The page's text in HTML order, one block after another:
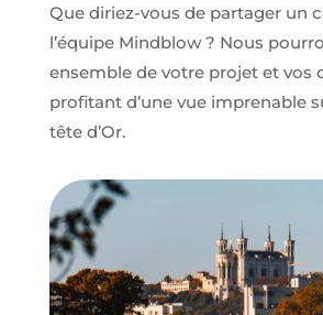
Que diriez-vous de partager un
l’équipe Mindblow ? Nous
ensemble de votre projet et vos
profitant d’une vue imprenable
tête d’Or.